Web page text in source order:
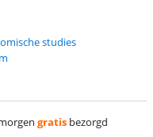
studies